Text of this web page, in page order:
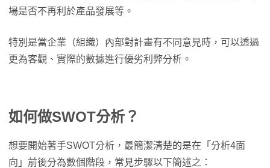
場是否不再利於產品發展等。
特別是當企業（組織）內部對計畫有不同意見時，可以透過
更為客觀、實際的數據進行優劣利弊分析。
如何做SWOT分析？
想要開始著手SWOT分析，最簡潔清楚的是在「分析4面
向」前後分為數個階段，常見步驟以下簡述之：